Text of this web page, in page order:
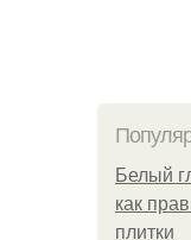
Белый
как
плитки